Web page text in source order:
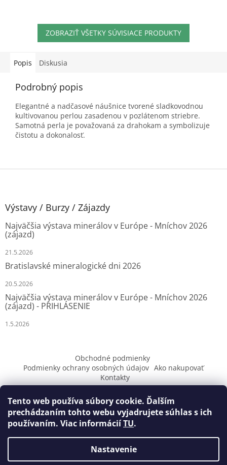
Tento web používa súbory cookie. Ďalším
prechádzaním tohto webu vyjadrujete súhlas s ich
používaním. Viac informáciíTU.
Nastavenie
Tento produkt je...
Tento produkt...
ZOBRAZIŤ VŠETKY SÚVISIACE PRODUKTY
Popis Diskusia
Podrobný popis
Elegantné a nadčasové náušnice tvorené sladkovodnou
kultivovanou perlou zasadenou v pozlátenom striebre.
Samotná perla je považovaná za drahokam a symbolizuje
čistotu a dokonalosť.
Z
Výstavy / Burzy / Zájazdy
Najväčšia výstava minerálov v Európe - Mníchov 2026
(zájazd)
21.5.2026
Bratislavské mineralogické dni 2026
20.5.2026
Najväčšia výstava minerálov v Európe - Mníchov 2026
(zájazd) - PRIHLÁSENIE
1.5.2026
Obchodné podmienky
Podmienky ochrany osobných údajov Ako nakupovať
Kontakty